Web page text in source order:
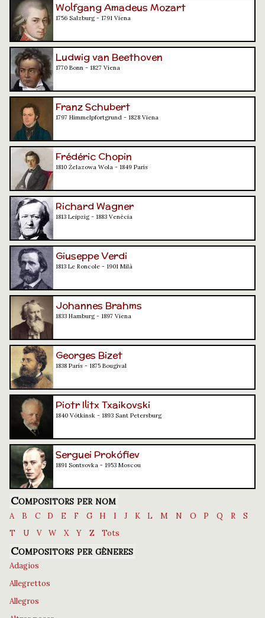
Wolfgang Amadeus Mozart
1756 Salzburg - 1791 Viena
Ludwig van Beethoven
1770 Bonn - 1827 Viena
Franz Schubert
1797 Himmelpfortgrund - 1828 Viena
Frédéric Chopin
1810 Żelazowa Wola - 1849 París
Richard Wagner
1813 Leipzig - 1883 Venècia
Giuseppe Verdi
1813 Le Roncole - 1901 Milà
Johannes Brahms
1833 Hamburg - 1897 Viena
Georges Bizet
1838 París - 1875 Bougival
Piotr Ilitx Txaikovski
1840 Vótkinsk - 1893 Sant Petersburg
Serguei Prokófiev
1891 Sontsovka - 1953 Moscou
Compositors per nom
A B C D E F G H I J K L M N O P Q R
S
T
U V W X Y Z Tots
Compositors per gèneres
Adagios
Allegrettos
Allegros